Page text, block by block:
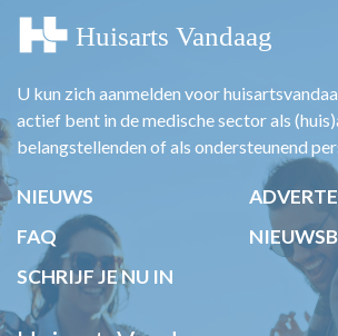
U kun zich aanmelden voor
actief bent in de medische sector als
belangstellenden of als ondersteunend
NIEUWS
FAQ
SCHRIJF JE NU IN